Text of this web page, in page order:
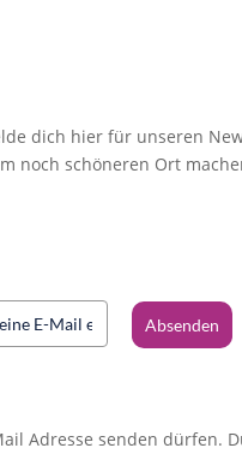
dich hier für unseren
noch schöneren Ort
Absenden
Adresse senden dürfen.